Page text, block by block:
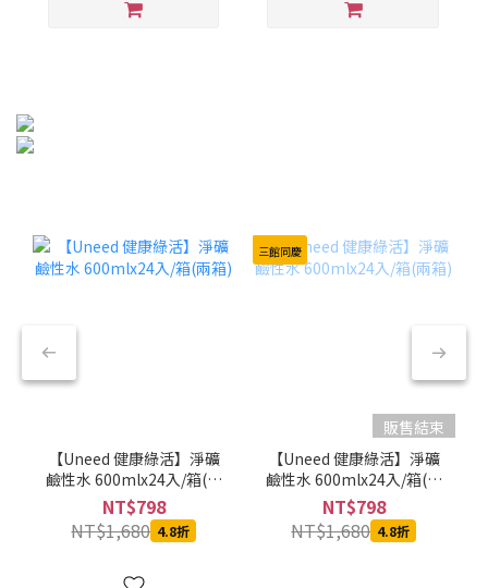
【Uneed 健康綠活】淨礦
鹼性水 600mlx24入/箱(兩
箱)
NT$798
NT$1,680 4.8折
三館同慶
販售結束
【Uneed 健康綠活】淨礦
鹼性水 600mlx24入/箱(兩
箱)
NT$798
NT$1,680 4.8折